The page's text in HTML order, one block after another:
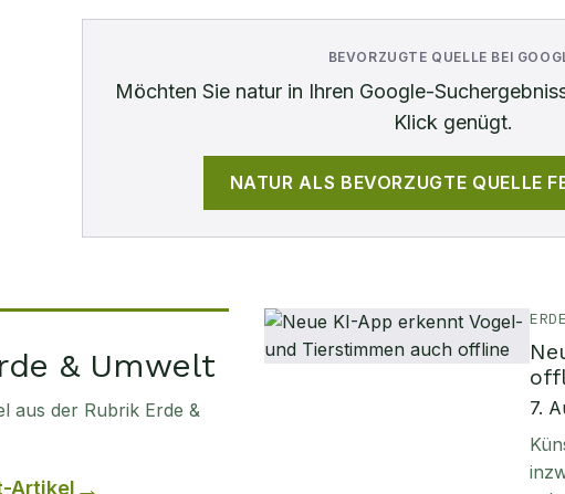
BEVORZUGTE QUELLE BEI
Möchten Sie naturin Ihren Google-
Klick genügt.
NATUR ALS BEVORZUGTE QUELLE
& Umwelt
aus der Rubrik Erde &
-Artikel
7.